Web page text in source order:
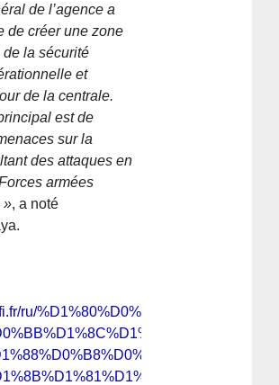
de l’agence a
de créer une zone
la sécurité
et
de la centrale.
est de
sur la
des attaques en
armées
», a noté
ru/